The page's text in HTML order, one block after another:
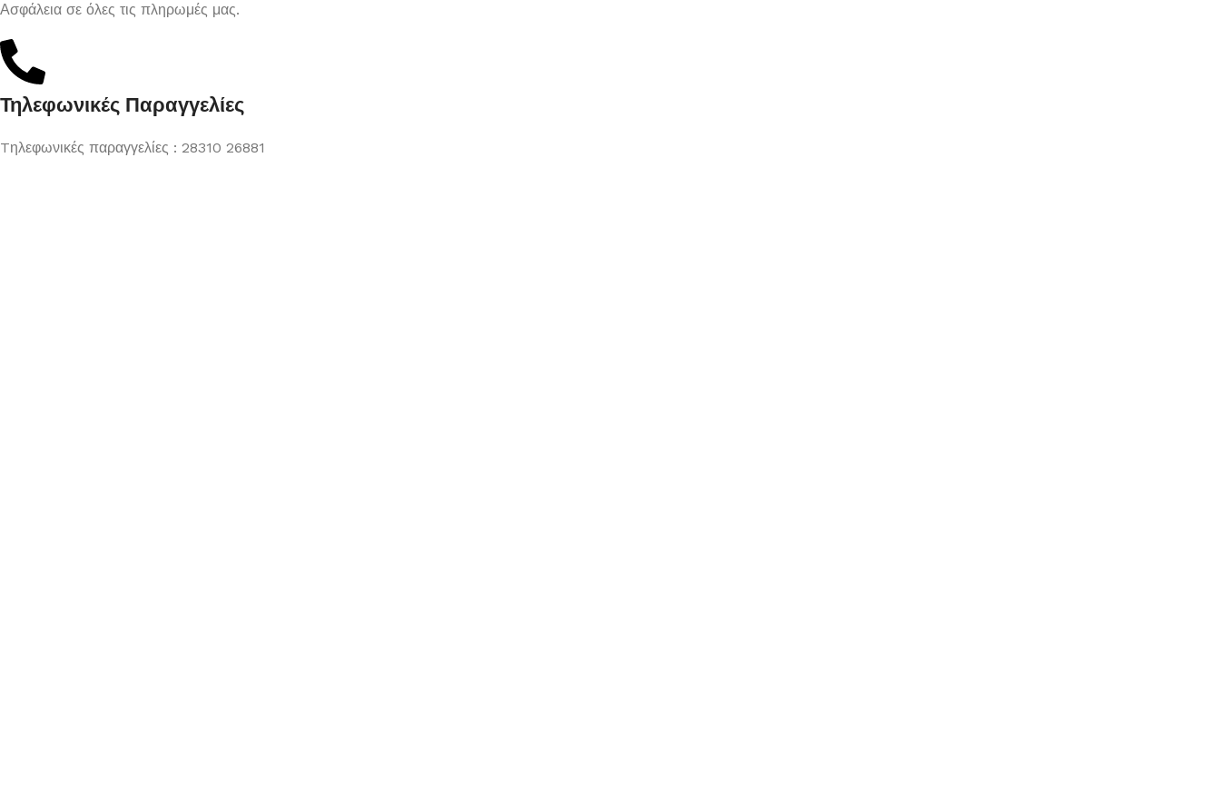
Ασφάλεια σε όλες τις πληρωμές μας.
Τηλεφωνικές Παραγγελίες
Tηλεφωνικές παραγγελίες : 28310 26881